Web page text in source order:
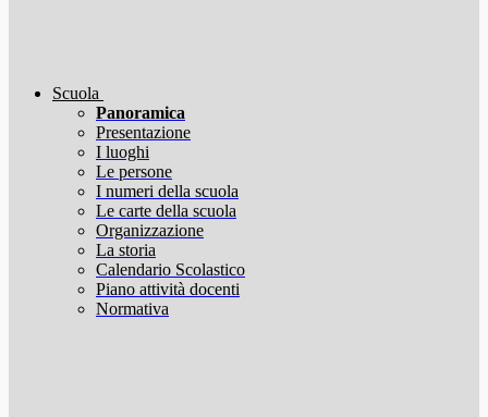
Scuola
Panoramica
Presentazione
I luoghi
Le persone
I numeri della scuola
Le carte della scuola
Organizzazione
La storia
Calendario Scolastico
Piano attività docenti
Normativa